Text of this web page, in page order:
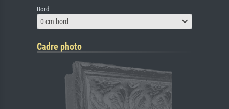
Bord
0 cm bord
Cadre photo